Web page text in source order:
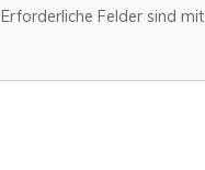
Erforderliche Felder sind mit